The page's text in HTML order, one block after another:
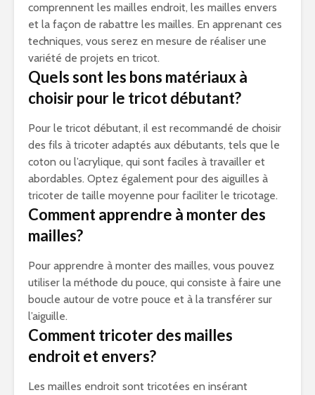
comprennent les mailles endroit, les mailles envers
et la façon de rabattre les mailles. En apprenant ces
techniques, vous serez en mesure de réaliser une
variété de projets en tricot.
Quels sont les bons matériaux à
choisir pour le tricot débutant?
Pour le tricot débutant, il est recommandé de choisir
des fils à tricoter adaptés aux débutants, tels que le
coton ou l’acrylique, qui sont faciles à travailler et
abordables. Optez également pour des aiguilles à
tricoter de taille moyenne pour faciliter le tricotage.
Comment apprendre à monter des
mailles?
Pour apprendre à monter des mailles, vous pouvez
utiliser la méthode du pouce, qui consiste à faire une
boucle autour de votre pouce et à la transférer sur
l’aiguille.
Comment tricoter des mailles
endroit et envers?
Les mailles endroit sont tricotées en insérant